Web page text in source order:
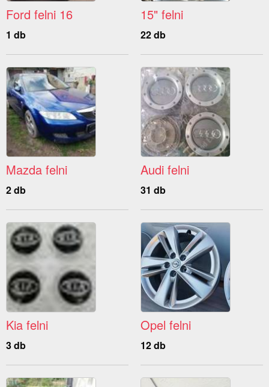
Ford felni 16
1 db
15" felni
22 db
Mazda felni
2 db
Audi felni
31 db
Kia felni
3 db
Opel felni
12 db